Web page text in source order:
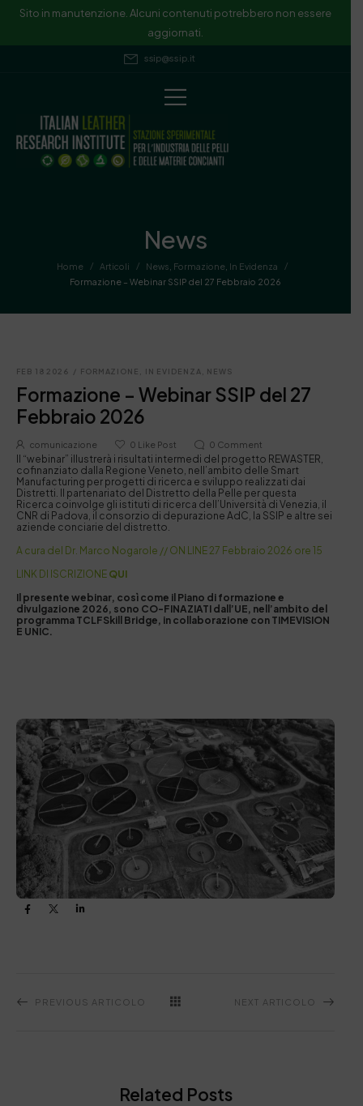
Sito in manutenzione. Alcuni contenuti potrebbero non essere
aggiornati.
ssip@ssip.it
News
Home / Articoli / News Formazione In Evidenza
/
Formazione – Webinar SSIP del 27 Febbraio 2026
FEB 18 2026 / FORMAZIONE , IN EVIDENZA, NEWS
Formazione – Webinar SSIP del 27
Febbraio 2026
comunicazione 0 Like Post 0 Comment
Il “webinar” illustrerà i risultati intermedi del progetto REWASTER,
cofinanziato dalla Regione Veneto, nell’ambito delle Smart
Manufacturing per progetti di ricerca e sviluppo realizzati dai
Distretti. Il partenariato del Distretto della Pelle per questa
Ricerca coinvolge gli istituti di ricerca dell’Università di Venezia, il
CNR di Padova, il consorzio di depurazione AdC, la SSIP e altre sei
aziende conciarie del distretto.
A cura del Dr. Marco Nogarole // ON LINE 27 Febbraio 2026 ore 15
LINK DI ISCRIZIONE QUI
Il presente webinar, così come il Piano di formazione e
divulgazione 2026, sono CO-FINAZIATI dall’UE, nell’ambito del
programma TCLFSkill Bridge, in collaborazione con TIMEVISION
E UNIC.
PREVIOUS ARTICOLO NEXT ARTICOLO
Related Posts